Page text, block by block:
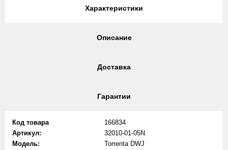
Характеристики
Описание
Доставка
Гарантии
Код товара
166834
Артикул:
32010-01-05N
Модель:
Torrenta DWJ